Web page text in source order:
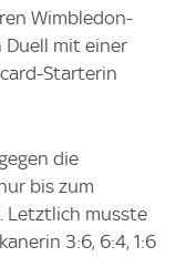
Wimbledon-
mit einer
Starterin
die
bis zum
Letztlich musste
3:6, 6:4, 1:6